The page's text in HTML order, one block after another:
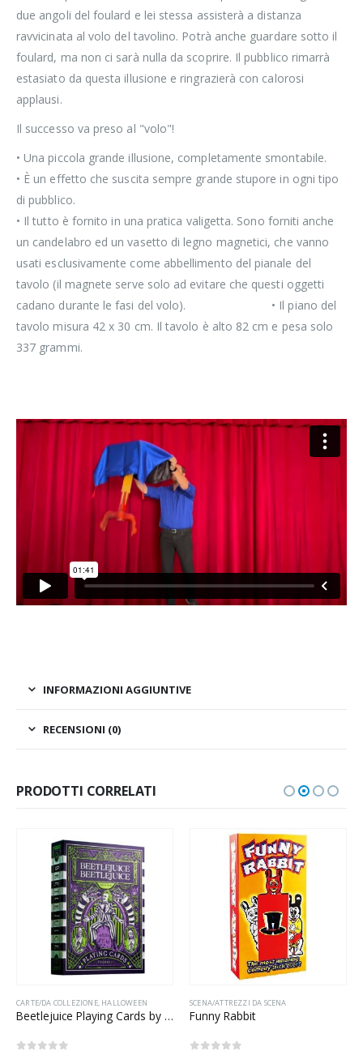
due angoli del foulard e lei stessa assisterà a distanza
ravvicinata al volo del tavolino. Potrà anche guardare sotto il
foulard, ma non ci sarà nulla da scoprire. Il pubblico rimarrà
estasiato da questa illusione e ringrazierà con calorosi
applausi.
Il successo va preso al "volo"!
• Una piccola grande illusione, completamente smontabile.
• È un effetto che suscita sempre grande stupore in ogni tipo
di pubblico.
• Il tutto è fornito in una pratica valigetta. Sono forniti anche
un candelabro ed un vasetto di legno magnetici, che vanno
usati esclusivamente come abbellimento del pianale del
tavolo (il magnete serve solo ad evitare che questi oggetti
cadano durante le fasi del volo). • Il piano del
tavolo misura 42 x 30 cm. Il tavolo è alto 82 cm e pesa solo
337 grammi.
INFORMAZIONI AGGIUNTIVE
RECENSIONI (0)
PRODOTTI CORRELATI
CARTE/DA COLLEZIONE, HALLOWEEN
Beetlejuice Playing Cards by Theory11
SCENA/ATTREZZI DA SCENA
Funny Rabbit